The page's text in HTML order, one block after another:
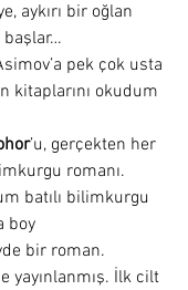
aykırı bir oğlan
başlar…
pek çok usta
kitaplarını okudum
’u, gerçekten her
romanı.
batılı bilimkurgu
boy
bir roman.
yayınlanmış. İlk cilt